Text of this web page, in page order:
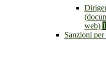
web) 1
Sanzioni